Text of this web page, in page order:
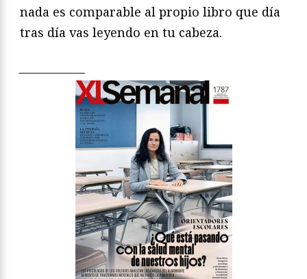
nada es comparable al propio libro que día
tras día vas leyendo en tu cabeza.